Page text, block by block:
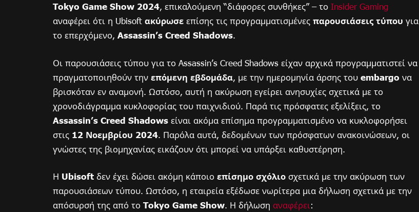
Tokyo Game Show 2024, επικαλούμενη “διάφορες συνθήκες” – το Insider Gaming
αναφέρει ότι η Ubisoft ακύρωσε επίσης τις προγραμματισμένες παρουσιάσεις τύπου για
το επερχόμενο, Assassin’s Creed Shadows.
Οι παρουσιάσεις τύπου για το Assassin’s Creed Shadows είχαν αρχικά προγραμματιστεί να
πραγματοποιηθούν την επόμενη εβδομάδα, με την ημερομηνία άρσης του embargo να
βρισκόταν εν αναμονή. Ωστόσο, αυτή η ακύρωση εγείρει ανησυχίες σχετικά με το
χρονοδιάγραμμα κυκλοφορίας του παιχνιδιού. Παρά τις πρόσφατες εξελίξεις, το
Assassin’s Creed Shadows είναι ακόμα επίσημα προγραμματισμένο να κυκλοφορήσει
στις 12 Νοεμβρίου 2024. Παρόλα αυτά, δεδομένων των πρόσφατων ανακοινώσεων, οι
γνώστες της βιομηχανίας εικάζουν ότι μπορεί να υπάρξει καθυστέρηση.
Η Ubisoft δεν έχει δώσει ακόμη κάποιο επίσημο σχόλιο σχετικά με την ακύρωση των
παρουσιάσεων τύπου. Ωστόσο, η εταιρεία εξέδωσε νωρίτερα μια δήλωση σχετικά με την
απόσυρσή της από το Tokyo Game Show. Η δήλωση αναφέρει: